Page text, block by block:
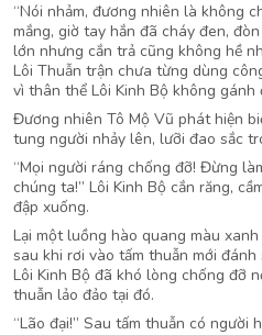
“Nói nhảm, đương nhiên là không
mắng, giờ tay hắn đã cháy đen,
lớn nhưng cắn trả cũng không hề
Lôi Thuẫn trận chưa từng dùng
vì thân thể Lôi Kinh Bộ không gánh
Đương nhiên Tô Mộ Vũ phát hiện
tung người nhảy lên, lưỡi đao sắc
“Mọi người ráng chống đỡ! Đừng
chúng ta!” Lôi Kinh Bộ cắn răng,
đập xuống.
Lại một luồng hào quang màu
sau khi rơi vào tấm thuẫn mới
Lôi Kinh Bộ đã khó lòng chống đỡ
thuẫn lảo đảo tại đó.
“Lão đại!” Sau tấm thuẫn có người